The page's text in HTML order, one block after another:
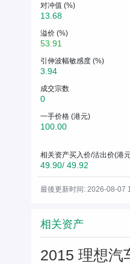
对冲值 (%)
13.68
溢价 (%)
53.91
引伸波幅敏感度 (%)
3.94
成交宗数
0
一手价格 (港元)
100.00
相关资产买入价/沽出价(港
49.90/ 49.92
最後更新时间: 2026-08-07
相关资产
2015 理想汽